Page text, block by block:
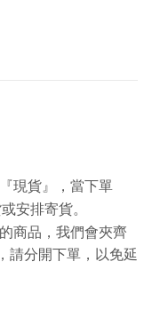
現貨』，當下單
安排寄貨。
商品，我們會夾齊
請分開下單，以免延